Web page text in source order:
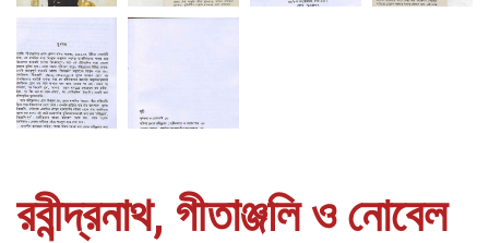
রবীন্দ্রনাথ, গীতাঞ্জলি ও নোবেল